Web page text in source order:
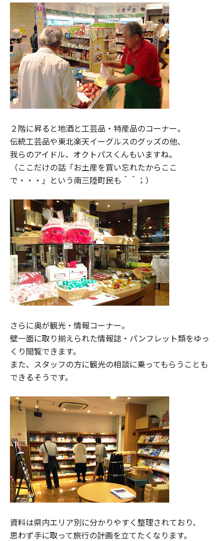
２階に昇ると地酒と工芸品・特産品のコーナー。
伝統工芸品や東北楽天イーグルスのグッズの他、
我らのアイドル、オクトパスくんもいますね。
（ここだけの話「お土産を買い忘れたからここ
で・・・」という南三陸町民も＾＾；）
さらに奥が観光・情報コーナー。
壁一面に取り揃えられた情報誌・パンフレット類をゆっ
くり閲覧できます。
また、スタッフの方に観光の相談に乗ってもらうことも
できるそうです。
資料は県内エリア別に分かりやすく整理されており、
思わず手に取って旅行の計画を立てたくなります。